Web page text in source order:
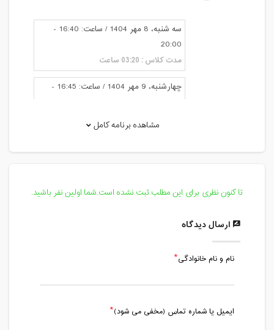
سه شنبه، 8 مهر 1404 / ساعت: 16:40 -
20:00
مدت کلاس : 03:20 ساعت
چهارشنبه، 9 مهر 1404 / ساعت: 16:45 -
مدت کلاس : 03:15 ساعت
مدت کلاس : 03:10 ساعت
مشاهده برنامه کامل
تا کنون نظری برای این مطلب ثبت نشده است.شما اولین نفر باشید.
ارسال دیدگاه
نام و نام خانوادگی
ایمیل یا شماره تماس (مخفی می شود)